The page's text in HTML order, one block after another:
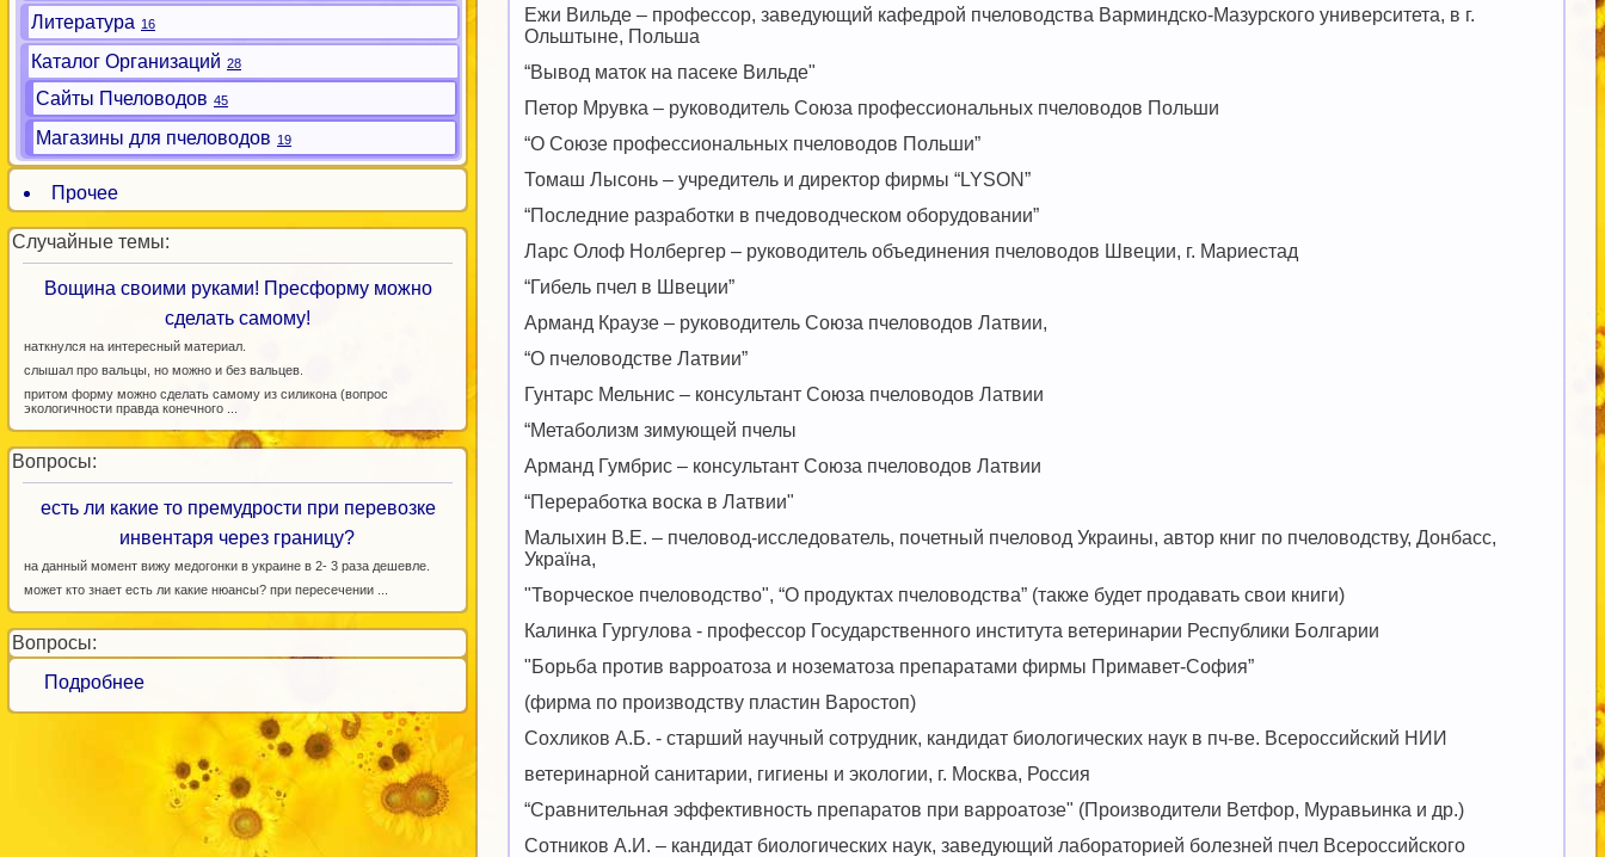
Ежи Вильде – профессор, заведующий кафедрой пчеловодства Варминдско-Мазурского университета, в г.
Ольштыне, Польша
“Вывод маток на пасеке Вильде"
Петор Мрувка – руководитель Союза профессиональных пчеловодов Польши
“О Союзе профессиональных пчеловодов Польши”
Томаш Лысонь – учредитель и директор фирмы “LYSON”
“Последние разработки в пчедоводческом оборудовании”
Ларс Олоф Нолбергер – руководитель объединения пчеловодов Швеции, г. Мариестад
“Гибель пчел в Швеции”
Арманд Краузе – руководитель Союза пчеловодов Латвии,
“О пчеловодстве Латвии”
Гунтарс Мельнис – консультант Союза пчеловодов Латвии
“Метаболизм зимующей пчелы
Арманд Гумбрис – консультант Союза пчеловодов Латвии
“Переработка воска в Латвии"
Малыхин В.Е. – пчеловод-исследователь, почетный пчеловод Украины, автор книг по пчеловодству, Донбасс,
Україна,
"Творческое пчеловодство", “О продуктах пчеловодства” (также будет продавать свои книги)
Калинка Гургулова - профессор Государственного института ветеринарии Республики Болгарии
"Борьба против варроатоза и нозематоза препаратами фирмы Примавет-София”
(фирма по производству пластин Варостоп)
Сохликов А.Б. - старший научный сотрудник, кандидат биологических наук в пч-ве. Всероссийский НИИ
ветеринарной санитарии, гигиены и экологии, г. Москва, Россия
“Сравнительная эффективность препаратов при варроатозе" (Производители Ветфор, Муравьинка и др.)
Сотников А.И. – кандидат биологических наук, заведующий лабораторией болезней пчел Всероссийского
Литература 16
Каталог Организаций 28
Сайты Пчеловодов 45
Магазины для пчеловодов 19
Прочее
Случайные темы:
Вощина своими руками! Пресформу можно
сделать самому!
наткнулся на интересный материал.
слышал про вальцы, но можно и без вальцев.
притом форму можно сделать самому из силикона (вопрос
экологичности правда конечного ...
Вопросы:
есть ли какие то премудрости при перевозке
инвентаря через границу?
на данный момент вижу медогонки в украине в 2- 3 раза дешевле.
может кто знает есть ли какие нюансы? при пересечении ...
Вопросы:
Подробнее